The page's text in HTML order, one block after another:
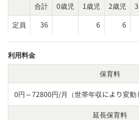
合計
0歳児 1歳児 2歳児
定員
36 6 6
利用料金
保育料
0円～72800円/月（世帯年収により変動
延長保育料